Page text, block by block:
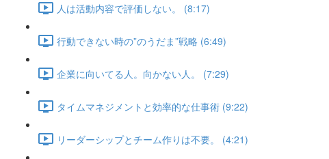
人は活動内容で評価しない。 (8:17)
行動できない時の”のうだま”戦略 (6:49)
企業に向いてる人。向かない人。 (7:29)
タイムマネジメントと効率的な仕事術 (9:22)
リーダーシップとチーム作りは不要。 (4:21)